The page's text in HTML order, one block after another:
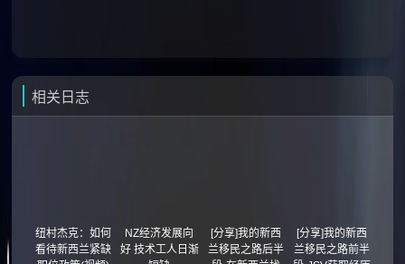
相关日志
纽村杰克：如何
看待新西兰紧缺
NZ经济发展向
好 技术工人日渐
[分享]我的新西
兰移民之路后半
[分享]我的新西
兰移民之路前半